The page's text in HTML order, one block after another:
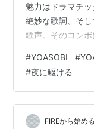
魅力はドラマチ
絶妙な歌詞、そ
歌声。そのコン
繰り返すはず。
を紹介する。興
て。 それではい
『タナトスの誘
原作小説『夢の雫
#YOASOBI #
#夜に駆ける
FIREから始め